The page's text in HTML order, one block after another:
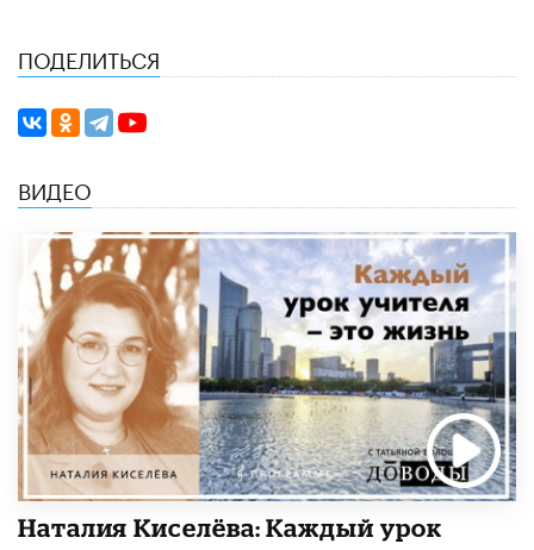
ПОДЕЛИТЬСЯ
ВИДЕО
Наталия Киселёва: Каждый урок